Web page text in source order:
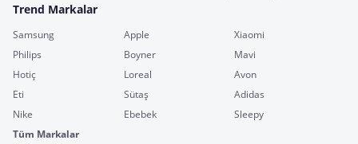
Trend Markalar
Samsung Apple
Xiaomi
Philips
Boyner
Mavi
Hotiç
Loreal
Avon
Eti
Sütaş
Adidas
Nike
Ebebek
Sleepy
Tüm Markalar